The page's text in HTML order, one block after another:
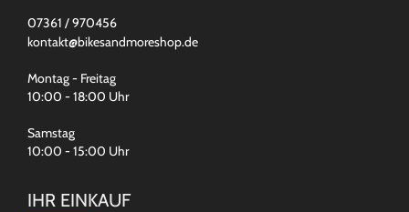
07361 / 970456
kontakt@bikesandmoreshop.de
Montag - Freitag
10:00 - 18:00 Uhr
Samstag
10:00 - 15:00 Uhr
IHR EINKAUF